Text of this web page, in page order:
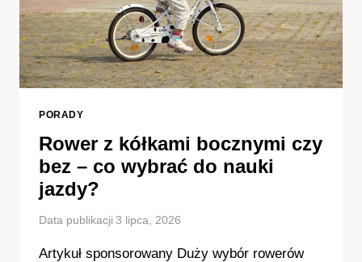
PORADY
Rower z kółkami bocznymi czy
bez – co wybrać do nauki
jazdy?
Data publikacji 3 lipca, 2026
Artykuł sponsorowany Duży wybór rowerów